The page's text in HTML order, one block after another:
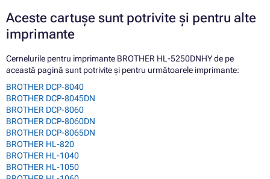
Aceste cartușe sunt potrivite și pentru alte
imprimante
Cernelurile pentru imprimante BROTHER HL-5250DNHY de pe
această pagină sunt potrivite și pentru următoarele imprimante:
BROTHER DCP-8040
BROTHER DCP-8045DN
BROTHER DCP-8060
BROTHER DCP-8060DN
BROTHER DCP-8065DN
BROTHER HL-820
BROTHER HL-1040
BROTHER HL-1050